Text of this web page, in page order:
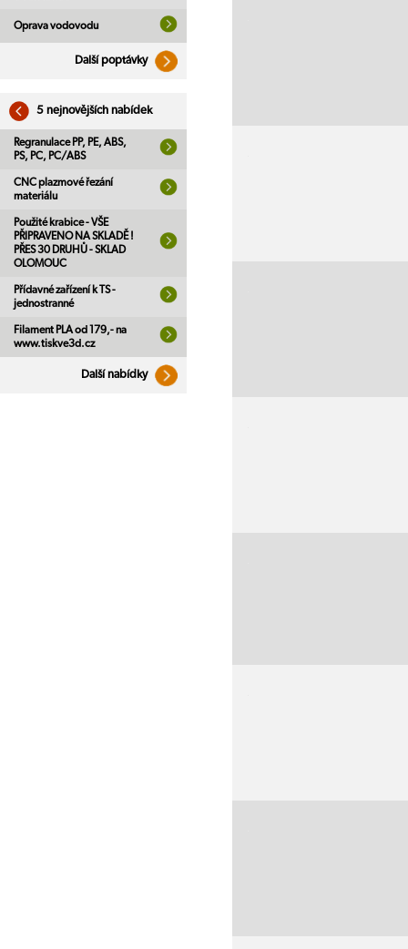
Oprava vodovodu
Další poptávky
5 nejnovějších nabídek
Regranulace PP, PE, ABS,
PS, PC, PC/ABS
CNC plazmové řezání
materiálu
Použité krabice - VŠE
PŘIPRAVENO NA SKLADĚ !
PŘES 30 DRUHŮ - SKLAD
OLOMOUC
Přídavné zařízení k TS -
jednostranné
Filament PLA od 179,- na
www.tiskve3d.cz
Další nabídky